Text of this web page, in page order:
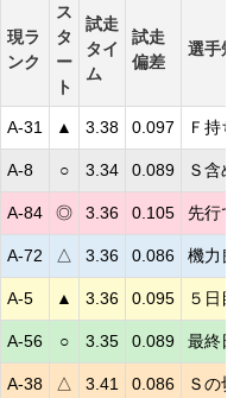
現ラ
ンク
ス
タ
ー
ト
試走
タイ
ム
試走
偏差
選手
A-31 ▲ 3.38 0.097 Ｆ持
A-8 ○ 3.34 0.089 Ｓ含
A-84 ◎ 3.36 0.105 先行
A-72 △ 3.36 0.086 機力
A-5 ▲ 3.36 0.095 ５日
A-56 ○ 3.35 0.089 最終
A-38 △ 3.41 0.086 Ｓの